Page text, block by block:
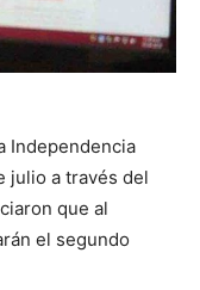
Independencia
julio a través del
que al
el segundo